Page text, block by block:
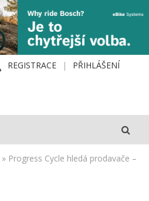
REGISTRACE PŘIHLÁŠENÍ
» Progress Cycle hledá prodavače –